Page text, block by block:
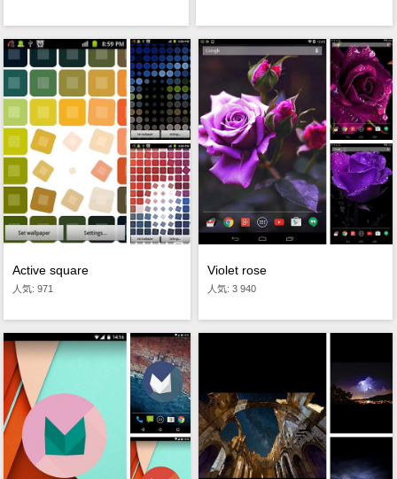
Active square
人気: 971
Violet rose
人気: 3 940